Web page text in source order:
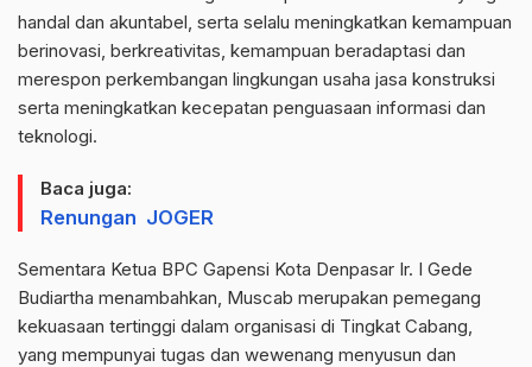
handal dan akuntabel, serta selalu meningkatkan kemampuan
berinovasi, berkreativitas, kemampuan beradaptasi dan
merespon perkembangan lingkungan usaha jasa konstruksi
serta meningkatkan kecepatan penguasaan informasi dan
teknologi.
Baca juga:
Renungan JOGER
Sementara Ketua BPC Gapensi Kota Denpasar Ir. I Gede
Budiartha menambahkan, Muscab merupakan pemegang
kekuasaan tertinggi dalam organisasi di Tingkat Cabang,
yang mempunyai tugas dan wewenang menyusun dan